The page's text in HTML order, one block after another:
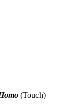
(Touch)